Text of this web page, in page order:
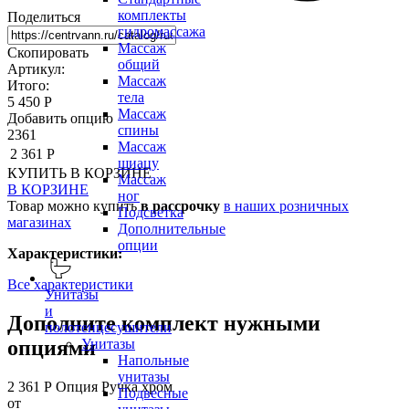
комплекты
гидромассажа
Массаж
общий
Массаж
тела
Массаж
спины
Массаж
шиацу
Массаж
ног
Подсветка
Дополнительные
опции
Унитазы
и
полотенцесушители
Унитазы
Напольные
унитазы
Подвесные
Поделиться
Скопировать
Артикул:
Итого:
5 450 Р
Добавить опцию
2361
2 361 Р
КУПИТЬ В КОРЗИНЕ
В КОРЗИНЕ
Товар можно купитьв рассрочку в наших розничных
магазинах
Характеристики:
Все характеристики
Дополните комплект нужными
опциями
2 361 Р Опция Ручка хром
от